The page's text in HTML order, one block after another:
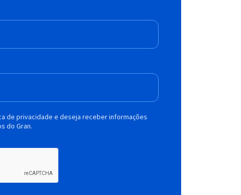
de privacidade e deseja receber informações
do Gran.